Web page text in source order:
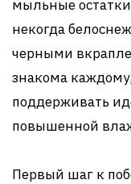
мыльные
некогда
черными
знакома
поддерживать
повышенной
Первый шаг к